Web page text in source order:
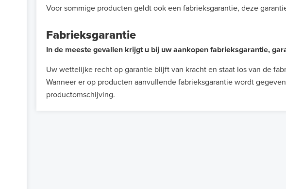
Voor sommige producten geldt ook een fabrieksgarantie, deze
Fabrieksgarantie
In de meeste gevallen krijgt u bij uw aankopen fabrieksgarantie,
Uw wettelijke recht op garantie blijft van kracht en staat los van de
Wanneer er op producten aanvullende fabrieksgarantie wordt
productomschijving.